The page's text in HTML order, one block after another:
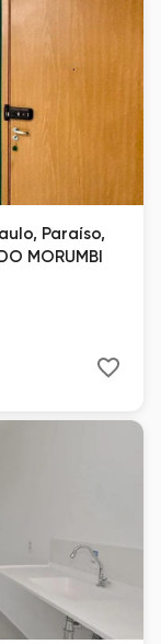
Paraíso,
MORUMBI